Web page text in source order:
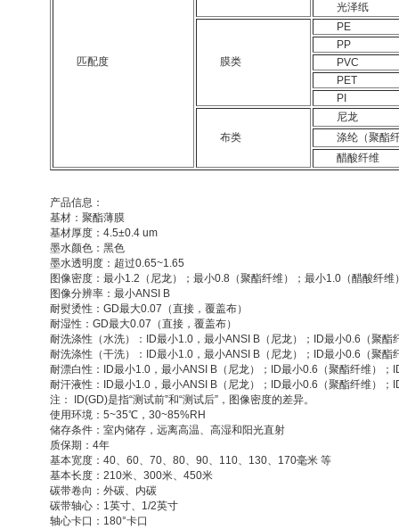
匹配度
光泽纸
膜类
PE
PP
PVC
PET
PI
布类
尼龙
涤纶（聚酯
醋酸纤维
产品信息：
基材：聚酯薄膜
基材厚度：4.5±0.4 um
墨水颜色：黑色
墨水透明度：超过0.65~1.65
图像密度：最小1.2（尼龙）；最小0.8（聚酯纤维）；最小1.0（醋酸纤维
图像分辨率：最小ANSI B
耐熨烫性：GD最大0.07（直接，覆盖布）
耐湿性：GD最大0.07（直接，覆盖布）
耐洗涤性（水洗）：ID最小1.0，最小ANSI B（尼龙）；ID最小0.6（聚酯
耐洗涤性（干洗）：ID最小1.0，最小ANSI B（尼龙）；ID最小0.6（聚酯
耐漂白性：ID最小1.0，最小ANSI B（尼龙）；ID最小0.6（聚酯纤维）；
耐汗液性：ID最小1.0，最小ANSI B（尼龙）；ID最小0.6（聚酯纤维）；
注： ID(GD)是指“测试前”和“测试后”，图像密度的差异。
使用环境：5~35℃，30~85%RH
储存条件：室内储存，远离高温、高湿和阳光直射
质保期：4年
基本宽度：40、60、70、80、90、110、130、170毫米 等
基本长度：210米、300米、450米
碳带卷向：外碳、内碳
碳带轴心：1英寸、1/2英寸
轴心卡口：180°卡口